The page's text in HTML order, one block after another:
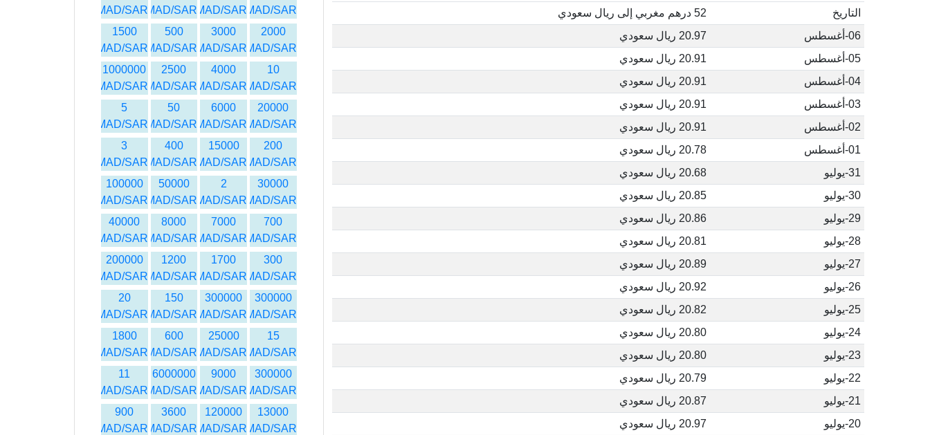
التاريخ
52 درهم مغربي إلى ريال سعودي
06-أغسطس
20.97 ريال سعودي
05-أغسطس
20.91 ريال سعودي
04-أغسطس
20.91 ريال سعودي
03-أغسطس
20.91 ريال سعودي
02-أغسطس
20.91 ريال سعودي
01-أغسطس
20.78 ريال سعودي
31-يوليو
20.68 ريال سعودي
30-يوليو
20.85 ريال سعودي
29-يوليو
20.86 ريال سعودي
28-يوليو
20.81 ريال سعودي
27-يوليو
20.89 ريال سعودي
26-يوليو
20.92 ريال سعودي
25-يوليو
20.82 ريال سعودي
24-يوليو
20.80 ريال سعودي
23-يوليو
20.80 ريال سعودي
22-يوليو
20.79 ريال سعودي
21-يوليو
20.87 ريال سعودي
20-يوليو
20.97 ريال سعودي
MAD/SAR
MAD/SAR
MAD/SAR
MAD/SAR
2000
MAD/SAR
3000
MAD/SAR
500
MAD/SAR
1500
MAD/SAR
10
MAD/SAR
4000
MAD/SAR
2500
MAD/SAR
1000000
MAD/SAR
20000
MAD/SAR
6000
MAD/SAR
50
MAD/SAR
5
MAD/SAR
200
MAD/SAR
15000
MAD/SAR
400
MAD/SAR
3
MAD/SAR
30000
MAD/SAR
2
MAD/SAR
50000
MAD/SAR
100000
MAD/SAR
700
MAD/SAR
7000
MAD/SAR
8000
MAD/SAR
40000
MAD/SAR
300
MAD/SAR
1700
MAD/SAR
1200
MAD/SAR
200000
MAD/SAR
300000
MAD/SAR
300000
MAD/SAR
150
MAD/SAR
20
MAD/SAR
15
MAD/SAR
25000
MAD/SAR
600
MAD/SAR
1800
MAD/SAR
300000
MAD/SAR
9000
MAD/SAR
6000000
MAD/SAR
11
MAD/SAR
13000
MAD/SAR
120000
MAD/SAR
3600
MAD/SAR
900
MAD/SAR